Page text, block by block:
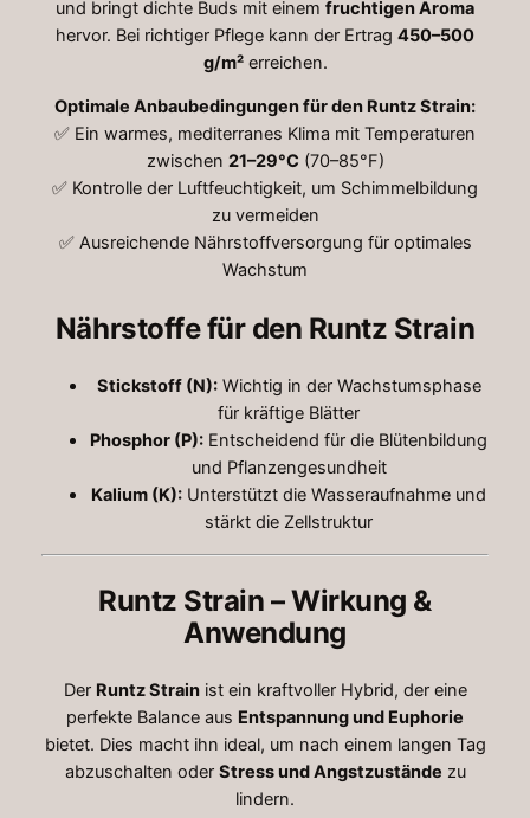
t
h
r
o
u
g
h
0
,
0
0
€
und bringt dichte Buds mit einem fruchtigen Aroma
hervor. Bei richtiger Pflege kann der Ertrag 450–500
g/m²erreichen.
Optimale Anbaubedingungen für den Runtz Strain:
✅ Ein warmes, mediterranes Klima mit Temperaturen
zwischen 21–29°C (70–85°F)
✅ Kontrolle der Luftfeuchtigkeit, um Schimmelbildung
zu vermeiden
✅ Ausreichende Nährstoffversorgung für optimales
Wachstum
Nährstoffe für den Runtz Strain
Stickstoff (N):Wichtig in der Wachstumsphase
für kräftige Blätter
Phosphor (P): Entscheidend für die Blütenbildung
und Pflanzengesundheit
Kalium (K): Unterstützt die Wasseraufnahme und
stärkt die Zellstruktur
Runtz Strain – Wirkung &
Anwendung
Der Runtz Strainist ein kraftvoller Hybrid, der eine
perfekte Balance aus Entspannung und Euphorie
bietet. Dies macht ihn ideal, um nach einem langen Tag
abzuschalten oder Stress und Angstzustände zu
lindern.